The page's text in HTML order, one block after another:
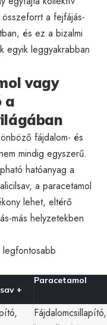
a fejfájás-
és ez a bizalmi
egyik leggyakrabban
vagy
a
fájdalom- és
mindig egyszerű.
hatóanyag a
a paracetamol
lehet, eltérő
más helyzetekben
+
Paracetamol
Fájdalomcsillapító,